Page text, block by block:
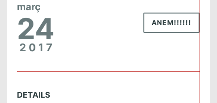
març
24
2017
ANEM!!!!!!
DETAILS